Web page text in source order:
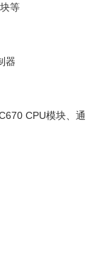
等
器
CPU模块、通